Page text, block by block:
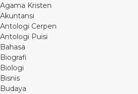
Agama Kristen
Akuntansi
Antologi Cerpen
Antologi Puisi
Bahasa
Biografi
Biologi
Bisnis
Budaya